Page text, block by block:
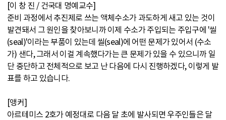
[이 창 진 / 건국대 명예교수]
준비 과정에서 추진제로 쓰는 액체수소가 과도하게 새고 있는 것이
발견돼서 그 원인을 찾아보니까 이제 수소가 주입되는 주입구에 '씰
(seal)'이라는 부품이 있는데 씰(seal)에 어떤 문제가 있어서 (수소
가) 샌다, 그래서 이걸 계속했다가는 큰 문제가 있을 수 있으니까 일
단 중단하고 전체적으로 보고 난 다음에 다시 진행하겠다, 이렇게 발
표를 하고 있습니다.
[앵커]
아르테미스 2호가 예정대로 다음 달 초에 발사되면 우주인들은 달